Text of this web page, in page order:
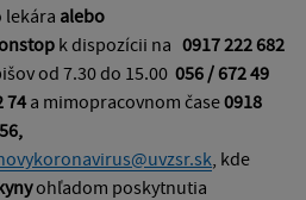
lekára alebo
k dispozícii na 0917 222 682
od 7.30 do 15.00 056 / 672 49
74 a mimopracovnom čase0918
, kde
ohľadom poskytnutia